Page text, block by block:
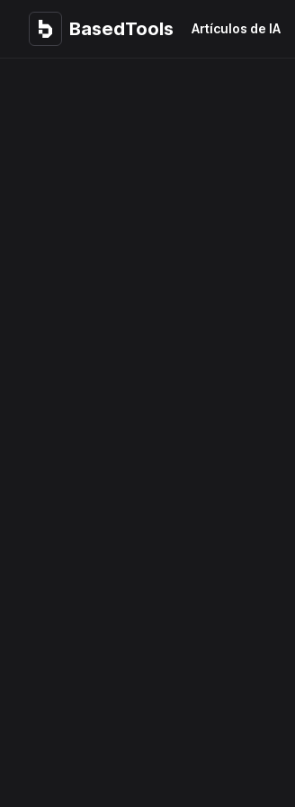
BasedTools
BasedTools Artículos de IA